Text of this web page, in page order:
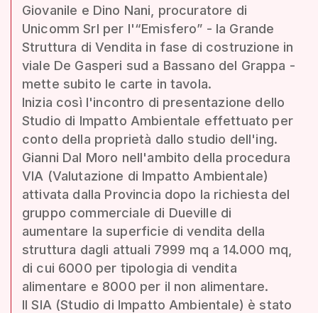
Giovanile e Dino Nani, procuratore di
Unicomm Srl per l'“Emisfero” - la Grande
Struttura di Vendita in fase di costruzione in
viale De Gasperi sud a Bassano del Grappa -
mette subito le carte in tavola.
Inizia così l'incontro di presentazione dello
Studio di Impatto Ambientale effettuato per
conto della proprietà dallo studio dell'ing.
Gianni Dal Moro nell'ambito della procedura
VIA (Valutazione di Impatto Ambientale)
attivata dalla Provincia dopo la richiesta del
gruppo commerciale di Dueville di
aumentare la superficie di vendita della
struttura dagli attuali 7999 mq a 14.000 mq,
di cui 6000 per tipologia di vendita
alimentare e 8000 per il non alimentare.
Il SIA (Studio di Impatto Ambientale) è stato